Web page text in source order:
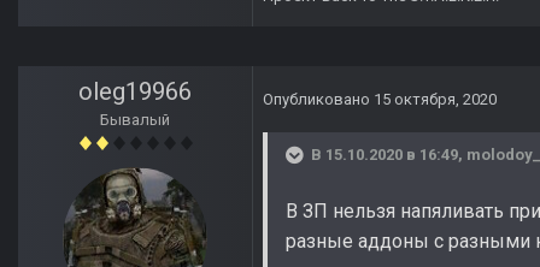
oleg19966
Бывалый
Опубликовано 15 октября, 2020
В 15.10.2020 в 16:49,
В ЗП нельзя напяливать
разные аддоны с разными